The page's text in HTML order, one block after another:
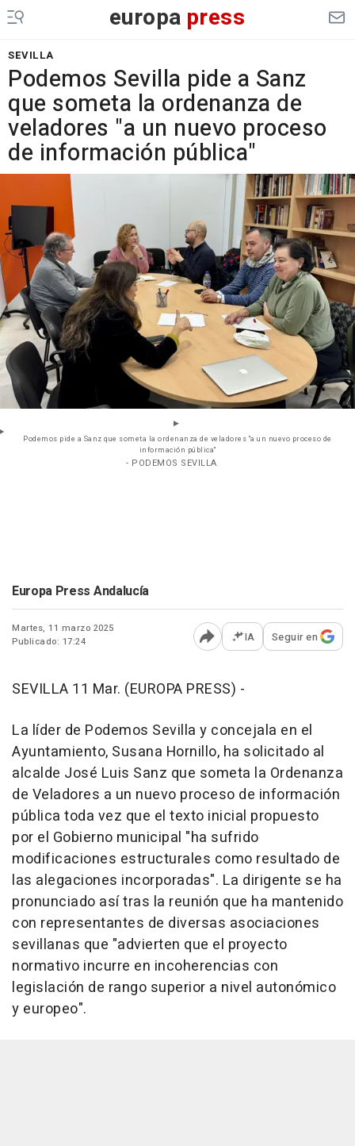
europa press
SEVILLA
Podemos Sevilla pide a Sanz
que someta la ordenanza de
veladores "a un nuevo proceso
de información pública"
Podemos pide a Sanz que someta la ordenanza de veladores "a un nuevo proceso de
información pública"
- PODEMOS SEVILLA
Europa Press Andalucía
Martes, 11 marzo 2025
Publicado: 17:24
Abrir opciones para
IA Seguir en
SEVILLA 11 Mar. (EUROPA PRESS) -
La líder de Podemos Sevilla y concejala en el
Ayuntamiento, Susana Hornillo, ha solicitado al
alcalde José Luis Sanz que someta la Ordenanza
de Veladores a un nuevo proceso de información
pública toda vez que el texto inicial propuesto
por el Gobierno municipal "ha sufrido
modificaciones estructurales como resultado de
las alegaciones incorporadas". La dirigente se ha
pronunciado así tras la reunión que ha mantenido
con representantes de diversas asociaciones
sevillanas que "advierten que el proyecto
normativo incurre en incoherencias con
legislación de rango superior a nivel autonómico
y europeo".